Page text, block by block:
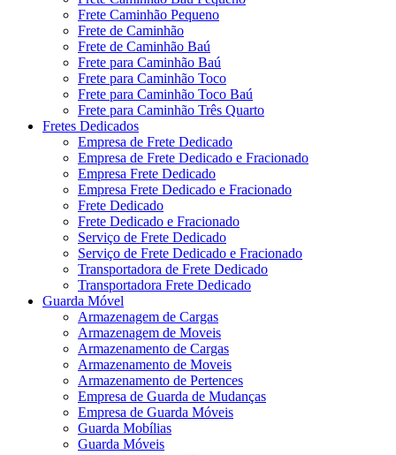
Frete Caminhão Pequeno
Frete de Caminhão
Frete de Caminhão Baú
Frete para Caminhão Baú
Frete para Caminhão Toco
Frete para Caminhão Toco Baú
Frete para Caminhão Três Quarto
Fretes Dedicados
Empresa de Frete Dedicado
Empresa de Frete Dedicado e Fracionado
Empresa Frete Dedicado
Empresa Frete Dedicado e Fracionado
Frete Dedicado
Frete Dedicado e Fracionado
Serviço de Frete Dedicado
Serviço de Frete Dedicado e Fracionado
Transportadora de Frete Dedicado
Transportadora Frete Dedicado
Guarda Móvel
Armazenagem de Cargas
Armazenagem de Moveis
Armazenamento de Cargas
Armazenamento de Moveis
Armazenamento de Pertences
Empresa de Guarda de Mudanças
Empresa de Guarda Móveis
Guarda Mobílias
Guarda Móveis